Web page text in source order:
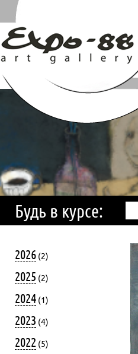
Будь в курсе:
2026 (2)
2025 (2)
2024 (1)
2023 (4)
2022 (5)